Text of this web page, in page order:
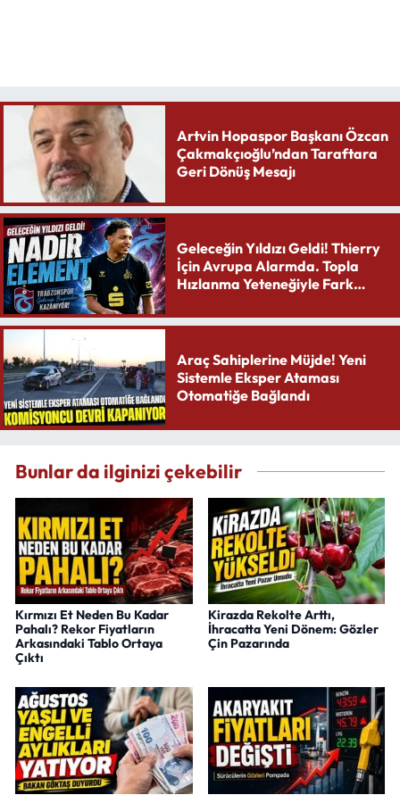
Artvin Hopaspor Başkanı Özcan
Çakmakçıoğlu’ndan Taraftara
Geri Dönüş Mesajı
Geleceğin Yıldızı Geldi! Thierry
İçin Avrupa Alarmda. Topla
Hızlanma Yeteneğiyle Fark
Araç Sahiplerine Müjde! Yeni
Sistemle Eksper Ataması
Otomatiğe Bağlandı
Bunlar da ilginizi çekebilir
Kırmızı Et Neden Bu Kadar
Pahalı? Rekor Fiyatların
Arkasındaki Tablo Ortaya
Çıktı
Kirazda Rekolte Arttı,
İhracatta Yeni Dönem: Gözler
Çin Pazarında